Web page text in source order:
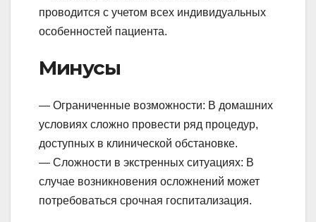
проводится с учетом всех индивидуальных
особенностей пациента.
Минусы
— Ограниченные возможности: В домашних
условиях сложно провести ряд процедур,
доступных в клинической обстановке.
— Сложности в экстренных ситуациях: В
случае возникновения осложнений может
потребоваться срочная госпитализация.